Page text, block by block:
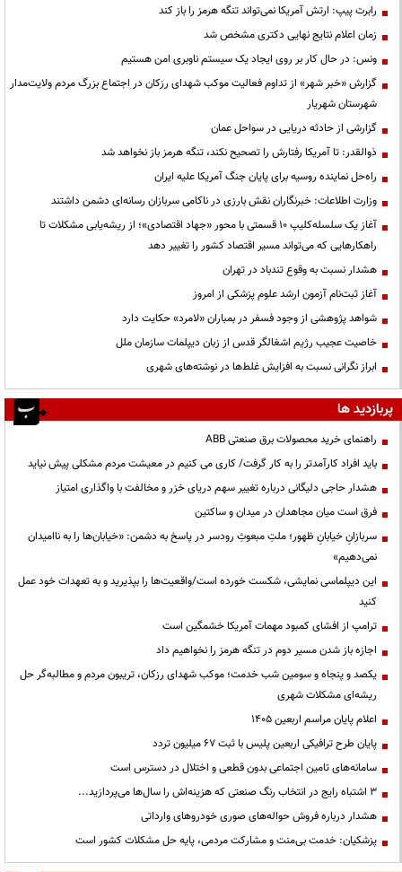
رابرت پیپ: ارتش آمریکا نمی‌تواند تنگه هرمز را باز کند
زمان اعلام نتایج نهایی دکتری مشخص شد
ونس: در حال کار بر روی ایجاد یک سیستم ناوبری امن هستیم
گزارش «خبر شهر» از تداوم فعالیت موکب شهدای رزکان در اجتماع بزرگ مردم ولایت‌مدار
شهرستان شهریار
گزارشی از حادثه دریایی در سواحل عمان
ذوالقدر: تا آمریکا رفتارش را تصحیح نکند، تنگه هرمز باز نخواهد شد
راه‌حل نماینده روسیه برای پایان جنگ آمریکا علیه ایران
وزارت اطلاعات: خبرنگاران نقش بارزی در ناکامی سربازان رسانه‌ای دشمن داشتند
آغاز یک سلسله‌کلیپ ۱۰ قسمتی با محور «جهاد اقتصادی»؛ از ریشه‌یابی مشکلات تا
راهکارهایی که می‌تواند مسیر اقتصاد کشور را تغییر دهد
هشدار نسبت به وقوع تندباد در تهران
آغاز ثبت‌نام آزمون ارشد علوم پزشکی از امروز
شواهد پژوهشی از وجود فسفر در بمباران «لامرد» حکایت دارد
خاصیت عجیب رژیم اشغالگر قدس از زبان دیپلمات سازمان ملل
ابراز نگرانی نسبت به افزایش غلط‌ها در نوشته‌های شهری
پربازدید ها
راهنمای خرید محصولات برق صنعتی ABB
باید افراد کارآمدتر را به کار گرفت/ کاری می کنیم در معیشت مردم مشکلی پیش نیاید
هشدار حاجی دلیگانی درباره تغییر سهم دریای خزر و مخالفت با واگذاری امتیاز
فرق است میان مجاهدان در میدان و ساکتین
سربازانِ خیابانِ ظهور؛ ملتِ مبعوثِ رودسر در پاسخ به دشمن: «خیابان‌ها را به ناامیدان
نمی‌دهیم»
این دیپلماسی نمایشی، شکست خورده است/واقعیت‌ها را بپذیرید و به تعهدات خود عمل
کنید
ترامپ از افشای کمبود مهمات آمریکا خشمگین است
اجازه باز شدن مسیر دوم در تنگه هرمز را نخواهیم داد
یکصد و پنجاه و سومین شب خدمت؛ موکب شهدای رزکان، تریبون مردم و مطالبه‌گر حل
ریشه‌ای مشکلات شهری
اعلام پایان مراسم اربعین ۱۴۰۵
پایان طرح ترافیکی اربعین پلیس با ثبت ۶۷ میلیون تردد
سامانه‌های تامین اجتماعی بدون قطعی و اختلال در دسترس است
3 اشتباه رایج در انتخاب رنگ صنعتی که هزینه‌اش را سال‌ها می‌پردازید...
هشدار درباره فروش حواله‌های صوری خودروهای وارداتی
پزشکیان: خدمت بی‌منت و مشارکت مردمی، پایه حل مشکلات کشور است